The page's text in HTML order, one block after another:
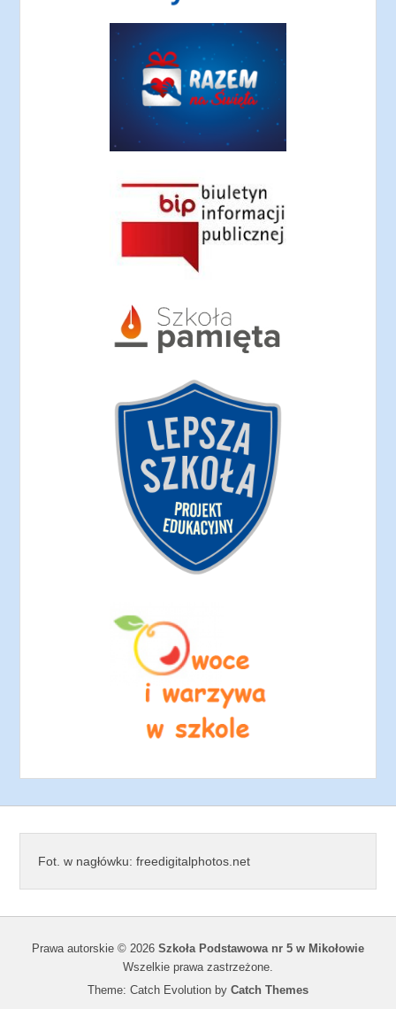
Fot. w nagłówku: freedigitalphotos.net
Prawa autorskie © 2026 Szkoła Podstawowa nr 5 w Mikołowie
Wszelkie prawa zastrzeżone.
Theme: Catch Evolution by Catch Themes